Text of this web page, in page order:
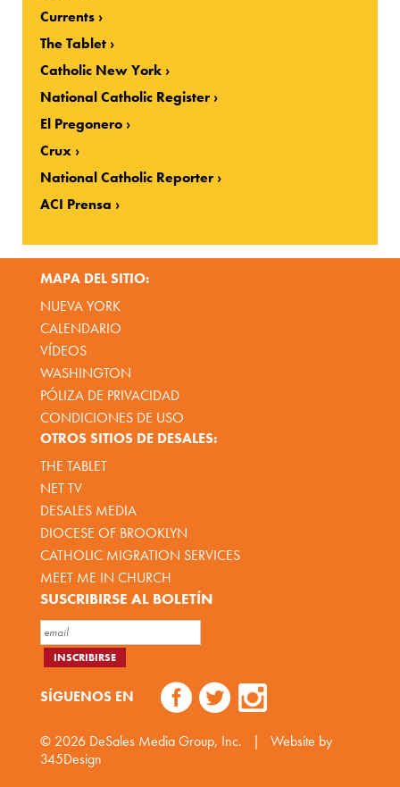
Currents
The Tablet
Catholic New York
National Catholic Register
El Pregonero
Crux
National Catholic Reporter
ACI Prensa
MAPA DEL SITIO:
NUEVA YORK
CALENDARIO
VÍDEOS
WASHINGTON
PÓLIZA DE PRIVACIDAD
CONDICIONES DE USO
OTROS SITIOS DE DESALES:
THE TABLET
NET TV
DESALES MEDIA
DIOCESE OF BROOKLYN
CATHOLIC MIGRATION SERVICES
MEET ME IN CHURCH
SUSCRIBIRSE AL BOLETÍN
SÍGUENOS EN
© 2026 DeSales Media Group, Inc. |
Website by
345Design